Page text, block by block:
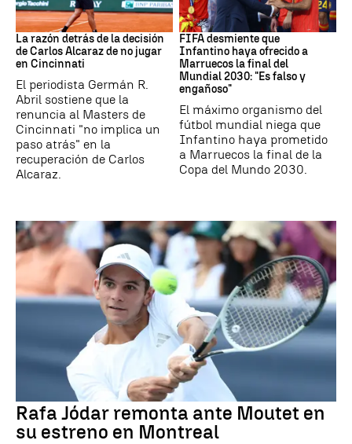
Tenis
La razón detrás de la decisión
de Carlos Alcaraz de no jugar
en Cincinnati
El periodista Germán R.
Abril sostiene que la
renuncia al Masters de
Cincinnati "no implica un
paso atrás" en la
recuperación de Carlos
Alcaraz.
Mundial 2030
FIFA desmiente que
Infantino haya ofrecido a
Marruecos la final del
Mundial 2030: "Es falso y
engañoso"
El máximo organismo del
fútbol mundial niega que
Infantino haya prometido
a Marruecos la final de la
Copa del Mundo 2030.
Rafa Jódar remonta ante Moutet en
su estreno en Montreal